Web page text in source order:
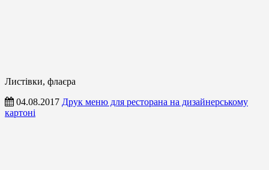
Листівки, флаєра
04.08.2017 Друк меню для ресторана на дизайнерському
картоні